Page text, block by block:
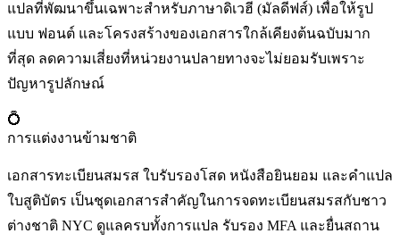
แปลที่พัฒนาขึ้นเฉพาะสำหรับภาษาดิเวฮี (มัลดีฟส์) เพื่อให้รูป
แบบ ฟอนต์ และโครงสร้างของเอกสารใกล้เคียงต้นฉบับมาก
ที่สุด ลดความเสี่ยงที่หน่วยงานปลายทางจะไม่ยอมรับเพราะ
ปัญหารูปลักษณ์
💍
การแต่งงานข้ามชาติ
เอกสารทะเบียนสมรส ใบรับรองโสด หนังสือยินยอม และคำแปล
ใบสูติบัตร เป็นชุดเอกสารสำคัญในการจดทะเบียนสมรสกับชาว
ต่างชาติ NYC ดูแลครบทั้งการแปล รับรอง MFA และยื่นสถาน